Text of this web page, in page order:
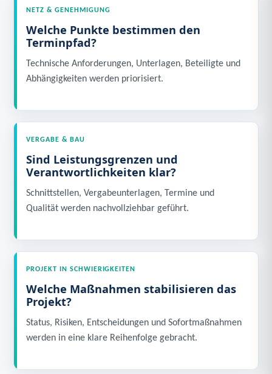
NETZ & GENEHMIGUNG
Welche Punkte bestimmen den
Terminpfad?
Technische Anforderungen, Unterlagen, Beteiligte und
Abhängigkeiten werden priorisiert.
VERGABE & BAU
Sind Leistungsgrenzen und
Verantwortlichkeiten klar?
Schnittstellen, Vergabeunterlagen, Termine und
Qualität werden nachvollziehbar geführt.
PROJEKT IN SCHWIERIGKEITEN
Welche Maßnahmen stabilisieren das
Projekt?
Status, Risiken, Entscheidungen und Sofortmaßnahmen
werden in eine klare Reihenfolge gebracht.